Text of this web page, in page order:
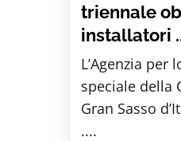
triennale
installatori
L’Agenzia per
speciale della
Gran Sasso
....